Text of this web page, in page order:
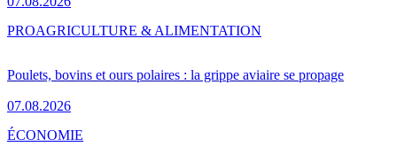
Poulets, bovins et ours polaires : la grippe aviaire se propage
07.08.2026
PROAGRICULTURE & ALIMENTATION
ÉCONOMIE